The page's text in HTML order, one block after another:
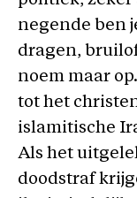
negende ben
dragen,
noem maar
tot het
islamitische
Als het
doodstraf